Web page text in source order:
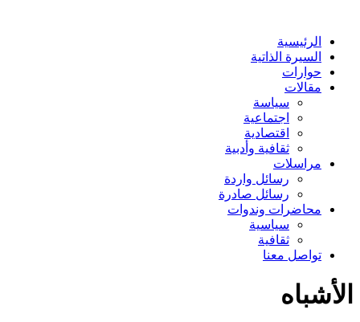
الرئيسية
السيرة الذاتية
حوارات
مقالات
سياسة
اجتماعية
اقتصادية
ثقافية وأدبية
مراسلات
رسائل واردة
رسائل صادرة
محاضرات وندوات
سياسية
ثقافية
تواصل معنا
الأشباه